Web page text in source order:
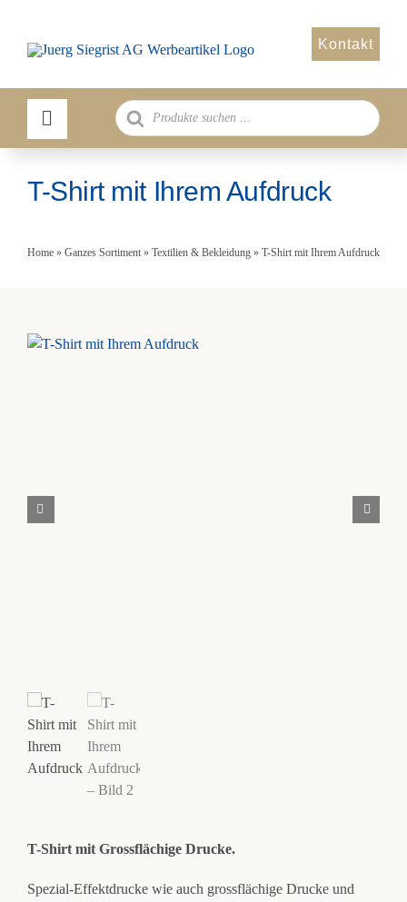
springen
Kontakt
Products
search
T-Shirt mit Ihrem Aufdruck
Home» Ganzes Sortiment» Textilien & Bekleidung» T-Shirt mit Ihrem Aufdruck
T-Shirt mit Grossflächige Drucke.
Spezial-Effektdrucke wie auch grossflächige Drucke und